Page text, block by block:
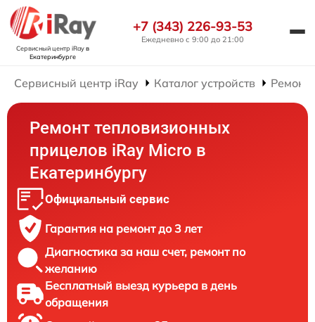
Сервисный центр iRayв
Екатеринбурге
+7 (343) 226-93-53
Ежедневно с 9:00 до 21:00
Сервисный центр iRay Каталог устройств Ремонт
Ремонт тепловизионных
прицелов iRay Micro в
Екатеринбургу
Официальный сервис
Гарантия на ремонт до 3 лет
Диагностика за наш счет, ремонт по
желанию
Бесплатный выезд курьера в день
обращения